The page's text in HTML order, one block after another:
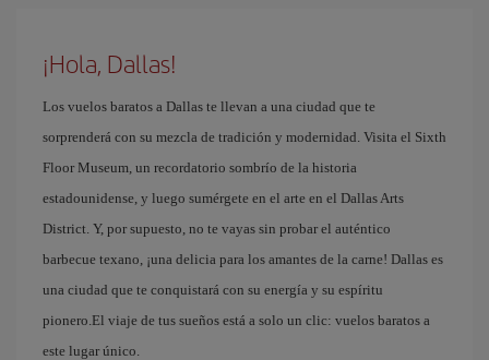
¡Hola, Dallas!
Los vuelos baratos a Dallas te llevan a una ciudad que te
sorprenderá con su mezcla de tradición y modernidad. Visita el Sixth
Floor Museum, un recordatorio sombrío de la historia
estadounidense, y luego sumérgete en el arte en el Dallas Arts
District. Y, por supuesto, no te vayas sin probar el auténtico
barbecue texano, ¡una delicia para los amantes de la carne! Dallas es
una ciudad que te conquistará con su energía y su espíritu
pionero.El viaje de tus sueños está a solo un clic: vuelos baratos a
este lugar único.